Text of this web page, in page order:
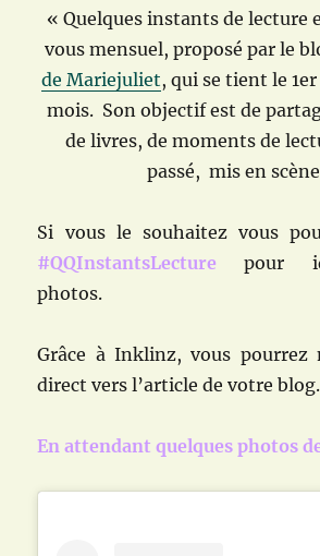
« Quelques instants de lecture
vous mensuel, proposé par le
de Mariejuliet, qui se tient le
mois. Son objectif est de
de livres, de moments de
passé, mis en
Si vous le souhaitez vous
#QQInstantsLecture
pour
photos.
Grâce à Inklinz, vous
direct vers l’article de votre blog.
En attendant quelques photos